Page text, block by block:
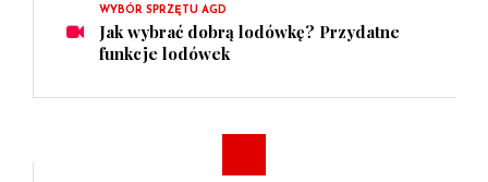
WYBÓR SPRZĘTU AGD
Jak wybrać dobrą lodówkę? Przydatne
funkcje lodówek